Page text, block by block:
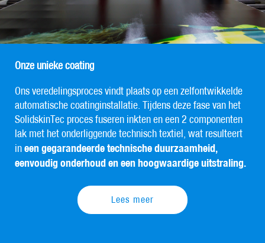
Onze unieke coating
Ons veredelingsproces vindt plaats op een zelfontwikkelde
automatische coatinginstallatie. Tijdens deze fase van het
SolidskinTec proces fuseren inkten en een 2 componenten
lak met het onderliggende technisch textiel, wat resulteert
ineen gegarandeerde technische duurzaamheid,
eenvoudig onderhoud en een hoogwaardige uitstraling.
Lees meer